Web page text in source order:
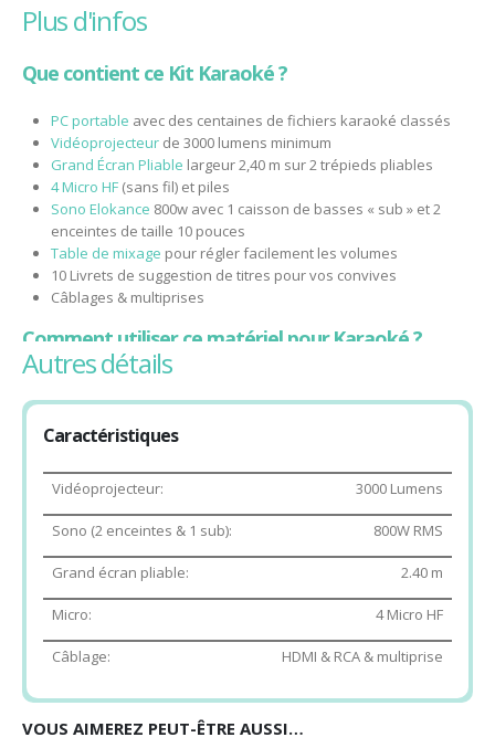
plus d'infos
Que contient ce Kit Karaoké ?
PC portable avec des centaines de fichiers karaoké classés
Vidéoprojecteur de 3000 lumens minimum
Grand Écran Pliable largeur 2,40 m sur 2 trépieds pliables
4 Micro HF (sans fil) et piles
Sono Elokance 800w avec 1 caisson de basses « sub » et 2
enceintes de taille 10 pouces
Table de mixage pour régler facilement les volumes
10 Livrets de suggestion de titres pour vos convives
Câblages & multiprises
Comment utiliser ce matériel pour Karaoké ?
Branchez le système son, connectez les micros à la console de
mixage, connectez l’ordinateur au vidéoprojecteur.
2. Choisissez les chansons
Plus de 1 000 titres sont déjà à votre disposition sur le PC sans
nous vous proposons des livrets de suggestions de titres pour
lancer la soirée. Si vous souhaitez compléter votre animation par
un titre non présent dans les 1 000 fichiers fournis, vous pouvez
aller sur internet si besoin en vous connectant à votre Wifi.
Adaptez le volume des micros facilement, ajustez le volume de la
musique si besoin, et c’est parti !
autres détails
Caractéristiques
Vidéoprojecteur: 3000 Lumens
Sono (2 enceintes & 1 sub): 800W RMS
Grand écran pliable: 2.40 m
Micro: 4 Micro HF
Câblage: HDMI & RCA & multiprise
VOUS AIMEREZ PEUT-ÊTRE AUSSI…